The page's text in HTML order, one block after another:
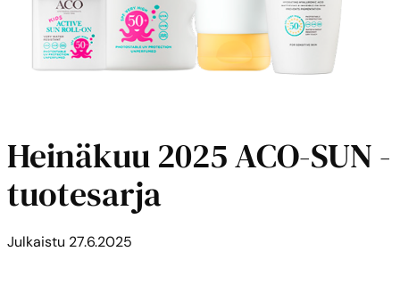
Heinäkuu 2025 ACO-SUN -
tuotesarja
Julkaistu 27.6.2025